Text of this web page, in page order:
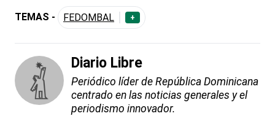
TEMAS - FEDOMBAL +
Diario Libre
Periódico líder de República Dominicana
centrado en las noticias generales y el
periodismo innovador.